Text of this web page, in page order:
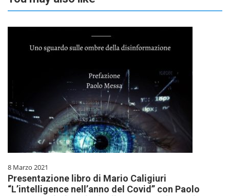
8 Marzo 2021
Presentazione libro di Mario Caligiuri
“L’intelligence nell’anno del Covid” con Paolo